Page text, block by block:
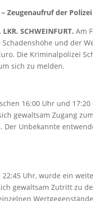
Zeugenaufruf der Polizei
SCHWEINFURT. Am
und der
Die Kriminalpolizei
sich zu melden.
16:00 Uhr und
gewaltsam Zugang
Der Unbekannte
Uhr, wurde ein
gewaltsam Zutritt zu